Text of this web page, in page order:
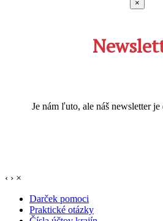
×
Je nám ľuto, ale náš newsletter je
‹ › ×
Darček pomoci
Praktické otázky